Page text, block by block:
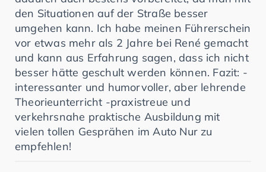
den Situationen auf der Straße besser
umgehen kann. Ich habe meinen Führerschein
vor etwas mehr als 2 Jahre bei René gemacht
und kann aus Erfahrung sagen, dass ich nicht
besser hätte geschult werden können. Fazit: -
interessanter und humorvoller, aber lehrende
Theorieunterricht -praxistreue und
verkehrsnahe praktische Ausbildung mit
vielen tollen Gesprähen im Auto Nur zu
empfehlen!